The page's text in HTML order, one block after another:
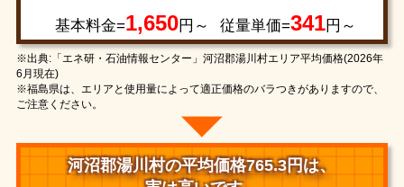
基本料金=1,650円～ 従量単価=341円～
※出典:「エネ研・石油情報センター」河沼郡湯川村エリア平均価格(2026年
6月現在)
※福島県は、エリアと使用量によって適正価格のバラつきがありますので、
ご注意ください。
河沼郡湯川村の平均価格765.3円は、